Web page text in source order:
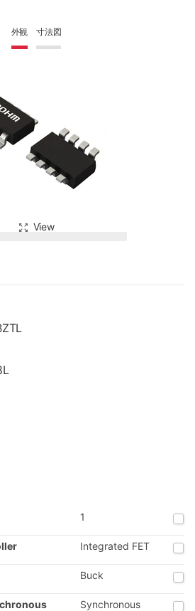
外観 寸法図
View
1
Integrated FET
Buck
Synchronous